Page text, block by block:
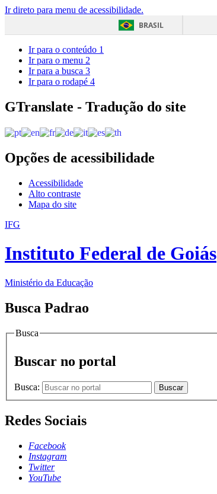
Ir direto para menu de acessibilidade.
BRASIL
Ir para o conteúdo 1
Ir para o menu 2
Ir para a busca 3
Ir para o rodapé 4
GTranslate - Tradução do site
Opções de acessibilidade
Acessibilidade
Alto contraste
Mapa do site
IFG
Instituto Federal de Goiás
Ministério da Educação
Busca Padrao
Busca
Buscar no portal
Busca: Buscar
Redes Sociais
Facebook
Instagram
Twitter
YouTube